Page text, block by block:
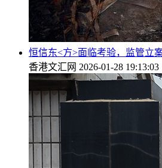
恒信东<方>面临考验，监管立
香港文汇网 2026-01-28 19:13:03